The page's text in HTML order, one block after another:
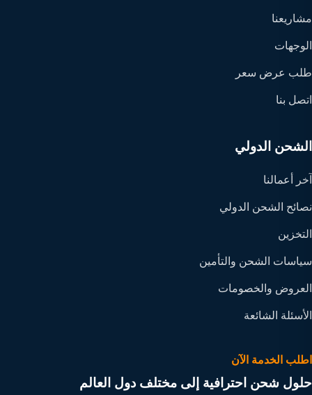
مشاريعنا
الوجهات
طلب عرض سعر
اتصل بنا
الشحن الدولي
آخر أعمالنا
نصائح الشحن الدولي
التخزين
سياسات الشحن والتأمين
العروض والخصومات
الأسئلة الشائعة
اطلب الخدمة الآن
حلول شحن احترافية إلى مختلف دول العالم